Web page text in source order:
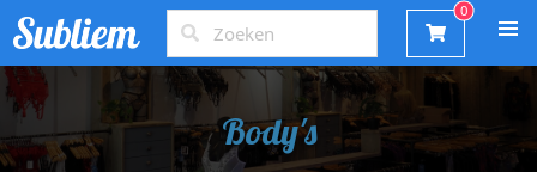
Body's